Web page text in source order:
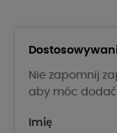
Nie zapomnij
aby móc dodać
Imię